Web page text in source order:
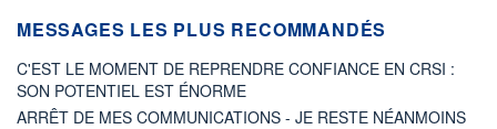
MESSAGES LES PLUS RECOMMANDÉS
C'EST LE MOMENT DE REPRENDRE CONFIANCE EN CRSI :
SON POTENTIEL EST ÉNORME
ARRÊT DE MES COMMUNICATIONS - JE RESTE NÉANMOINS